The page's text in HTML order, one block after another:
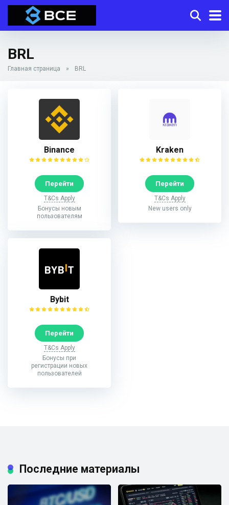
BRL
Главная страница » BRL
Binance
Перейти
T&Cs Apply
Бонусы новым
пользователям
Kraken
Перейти
T&Cs Apply
New users only
Bybit
Перейти
T&Cs Apply
Бонусы при
регистрации новых
пользователей
Последние материалы